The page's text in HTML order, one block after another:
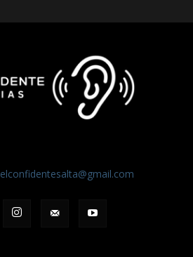
elconfidentesalta@gmail.com